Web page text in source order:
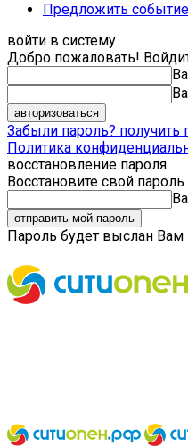
Предложить событие
войти в систему
Добро пожаловать!
Забыли пароль?
Политика
восстановление пароля
Восстановите свой пароль
Пароль будет выслан Вам